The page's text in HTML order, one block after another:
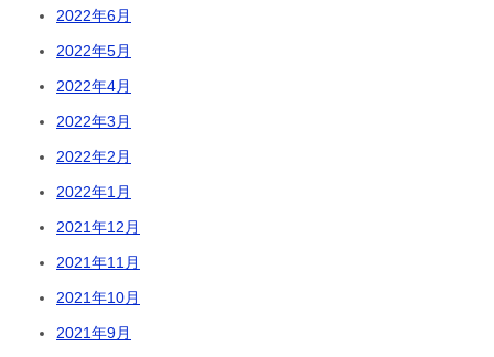
2022年6月
2022年5月
2022年4月
2022年3月
2022年2月
2022年1月
2021年12月
2021年11月
2021年10月
2021年9月